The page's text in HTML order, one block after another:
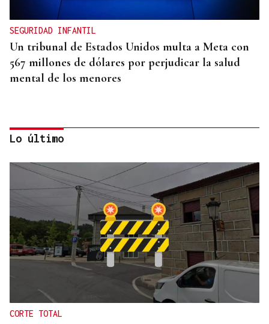
SEGURIDAD INFANTIL
Un tribunal de Estados Unidos multa a Meta con
567 millones de dólares por perjudicar la salud
mental de los menores
MEJORES ZONAS
Buscador | ¿Dónde y a qué hora se verá el eclipse
del 12 de agosto? Consulta el horario y el mapa
por ciudades
Lo último
CORTE TOTAL